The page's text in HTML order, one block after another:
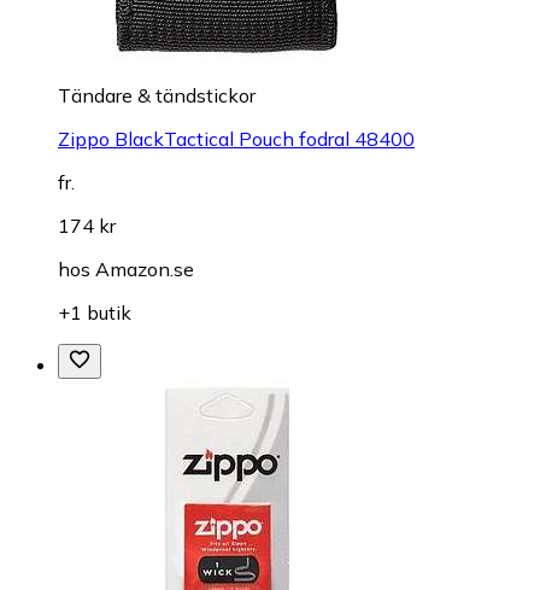
Tändare & tändstickor
Zippo BlackTactical Pouch fodral 48400
fr.
174 kr
hos Amazon.se
+1 butik